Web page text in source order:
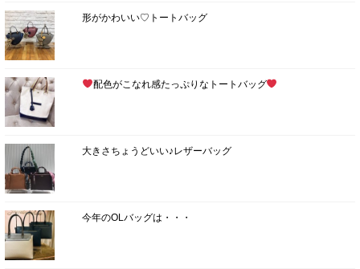
形がかわいい♡トートバッグ
配色がこなれ感たっぷりなトートバッグ
大きさちょうどいい♪レザーバッグ
今年のOLバッグは・・・